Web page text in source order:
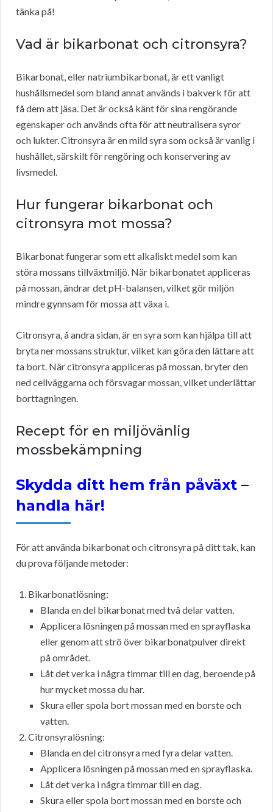
tänka på!
Vad är bikarbonat och citronsyra?
Bikarbonat, eller natriumbikarbonat, är ett vanligt
hushållsmedel som bland annat används i bakverk för att
få dem att jäsa. Det är också känt för sina rengörande
egenskaper och används ofta för att neutralisera syror
och lukter. Citronsyra är en mild syra som också är vanlig i
hushållet, särskilt för rengöring och konservering av
livsmedel.
Hur fungerar bikarbonat och
citronsyra mot mossa?
Bikarbonat fungerar som ett alkaliskt medel som kan
störa mossans tillväxtmiljö. När bikarbonatet appliceras
på mossan, ändrar det pH-balansen, vilket gör miljön
mindre gynnsam för mossa att växa i.
Citronsyra, å andra sidan, är en syra som kan hjälpa till att
bryta ner mossans struktur, vilket kan göra den lättare att
ta bort. När citronsyra appliceras på mossan, bryter den
ned cellväggarna och försvagar mossan, vilket underlättar
borttagningen.
Recept för en miljövänlig
mossbekämpning
Skydda ditt hem från påväxt –
handla här!
För att använda bikarbonat och citronsyra på ditt tak, kan
du prova följande metoder:
Bikarbonatlösning:
Blanda en del bikarbonat med två delar vatten.
Applicera lösningen på mossan med en sprayflaska
eller genom att strö över bikarbonatpulver direkt
på området.
Låt det verka i några timmar till en dag, beroende på
hur mycket mossa du har.
Skura eller spola bort mossan med en borste och
vatten.
Citronsyralösning:
Blanda en del citronsyra med fyra delar vatten.
Applicera lösningen på mossan med en sprayflaska.
Låt det verka i några timmar till en dag.
Skura eller spola bort mossan med en borste och